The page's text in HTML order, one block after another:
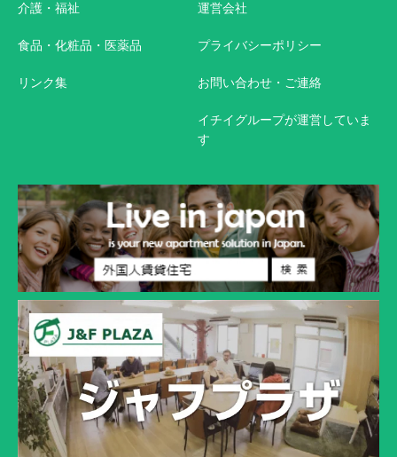
介護・福祉
食品・化粧品・医薬品
リンク集
運営会社
プライバシーポリシー
お問い合わせ・ご連絡
イチイグループが運営していま
す